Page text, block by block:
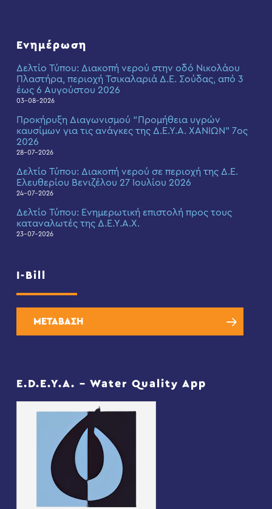
Ενημέρωση
Δελτίο Τύπου: Διακοπή νερού στην οδό Νικολάου
Πλαστήρα, περιοχή Τσικαλαριά Δ.Ε. Σούδας, από 3
έως 6 Αυγούστου 2026
03-08-2026
Προκήρυξη Διαγωνισμού “Προμήθεια υγρών
καυσίμων για τις ανάγκες της Δ.Ε.Υ.Α. ΧΑΝΙΩΝ” 7ος
2026
28-07-2026
Δελτίο Τύπου: Διακοπή νερού σε περιοχή της Δ.Ε.
Ελευθερίου Βενιζέλου 27 Ιουλίου 2026
24-07-2026
Δελτίο Τύπου: Eνημερωτική επιστολή προς τους
καταναλωτές της Δ.Ε.Υ.Α.Χ.
23-07-2026
I-Bill
ΜΕΤΑΒΑΣΗ
E.D.E.Y.A. – Water Quality App